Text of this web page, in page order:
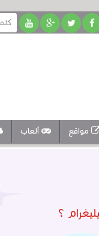
مواقع ألعاب
؟